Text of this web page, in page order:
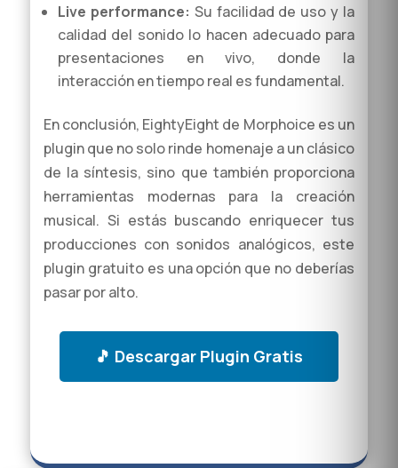
Live performance: Su facilidad de uso y la
calidad del sonido lo hacen adecuado para
presentaciones en vivo, donde la
interacción en tiempo real es fundamental.
En conclusión, EightyEight de Morphoice es un
plugin que no solo rinde homenaje a un clásico
de la síntesis, sino que también proporciona
herramientas modernas para la creación
musical. Si estás buscando enriquecer tus
producciones con sonidos analógicos, este
plugin gratuito es una opción que no deberías
pasar por alto.
🎵 Descargar Plugin Gratis